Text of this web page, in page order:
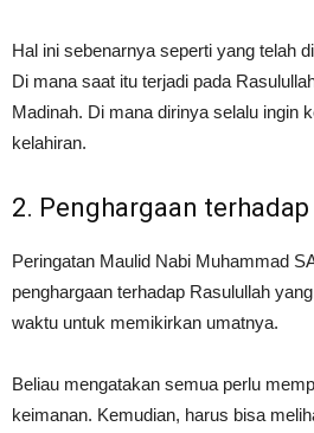
Hal ini sebenarnya seperti yang telah
Di mana saat itu terjadi pada
Madinah. Di mana dirinya selalu ingin
kelahiran.
2. Penghargaan
Peringatan Maulid Nabi Muhammad
penghargaan terhadap Rasulullah
waktu untuk memikirkan umatnya.
Beliau mengatakan semua perlu
keimanan. Kemudian, harus bisa